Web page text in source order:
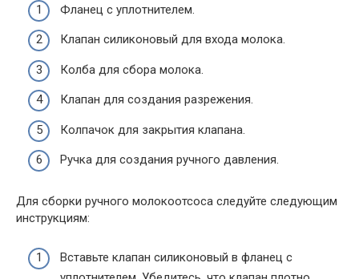
Фланец с уплотнителем.
Клапан силиконовый для входа молока.
Колба для сбора молока.
Клапан для создания разрежения.
Колпачок для закрытия клапана.
Ручка для создания ручного давления.
Для сборки ручного молокоотсоса следуйте следующим
инструкциям:
Вставьте клапан силиконовый в фланец с